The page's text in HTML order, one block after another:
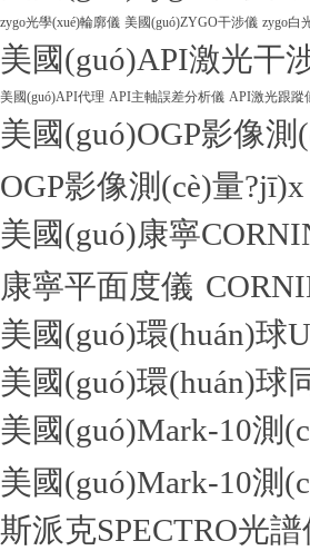
zygo光學(xué)輪廓儀 美國(guó)ZYGO干涉儀 zygo白
美國(guó)API激光干
美國(guó)API代理 API主軸誤差分析儀 API激光跟蹤
美國(guó)OGP影像測
OGP影像測(cè)量?jī)x
美國(guó)康寧
康寧平面度儀
美國(guó)環(huán)球
美國(guó)環(huán)球
美國(guó)Mark-10測
美國(guó)Mark-10測
斯派克SPECTRO光譜